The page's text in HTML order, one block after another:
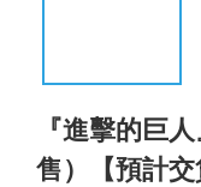
『進擊的巨
售）【預計交